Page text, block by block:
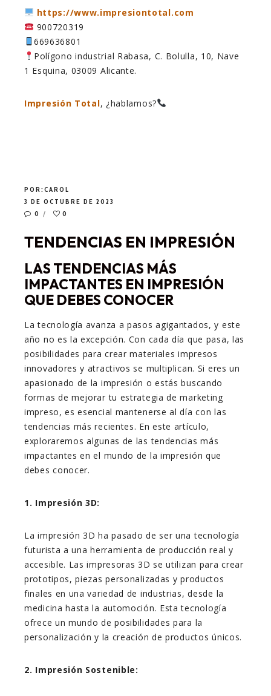
https://www.impresiontotal.com
900720319
669636801
Polígono industrial Rabasa, C. Bolulla, 10, Nave
1 Esquina, 03009 Alicante.
Impresión Total, ¿hablamos?
POR:CAROL
3 DE OCTUBRE DE 2023
0
0
TENDENCIAS EN IMPRESIÓN
LAS TENDENCIAS MÁS
IMPACTANTES EN IMPRESIÓN
QUE DEBES CONOCER
La tecnología avanza a pasos agigantados, y este
año no es la excepción. Con cada día que pasa, las
posibilidades para crear materiales impresos
innovadores y atractivos se multiplican. Si eres un
apasionado de la impresión o estás buscando
formas de mejorar tu estrategia de marketing
impreso, es esencial mantenerse al día con las
tendencias más recientes. En este artículo,
exploraremos algunas de las tendencias más
impactantes en el mundo de la impresión que
debes conocer.
1. Impresión 3D:
La impresión 3D ha pasado de ser una tecnología
futurista a una herramienta de producción real y
accesible. Las impresoras 3D se utilizan para crear
prototipos, piezas personalizadas y productos
finales en una variedad de industrias, desde la
medicina hasta la automoción. Esta tecnología
ofrece un mundo de posibilidades para la
personalización y la creación de productos únicos.
2. Impresión Sostenible: